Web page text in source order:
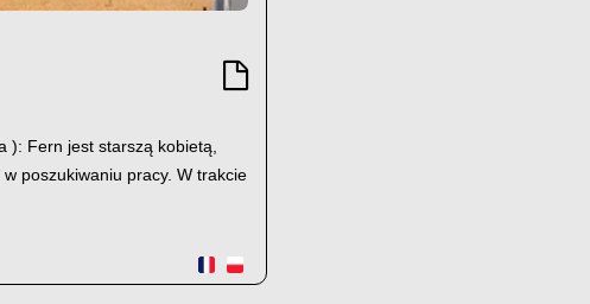
): Fern jest starszą kobietą,
poszukiwaniu pracy. W trakcie